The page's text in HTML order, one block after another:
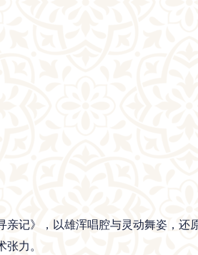
记》，以雄浑唱腔与灵动舞姿，还
力。